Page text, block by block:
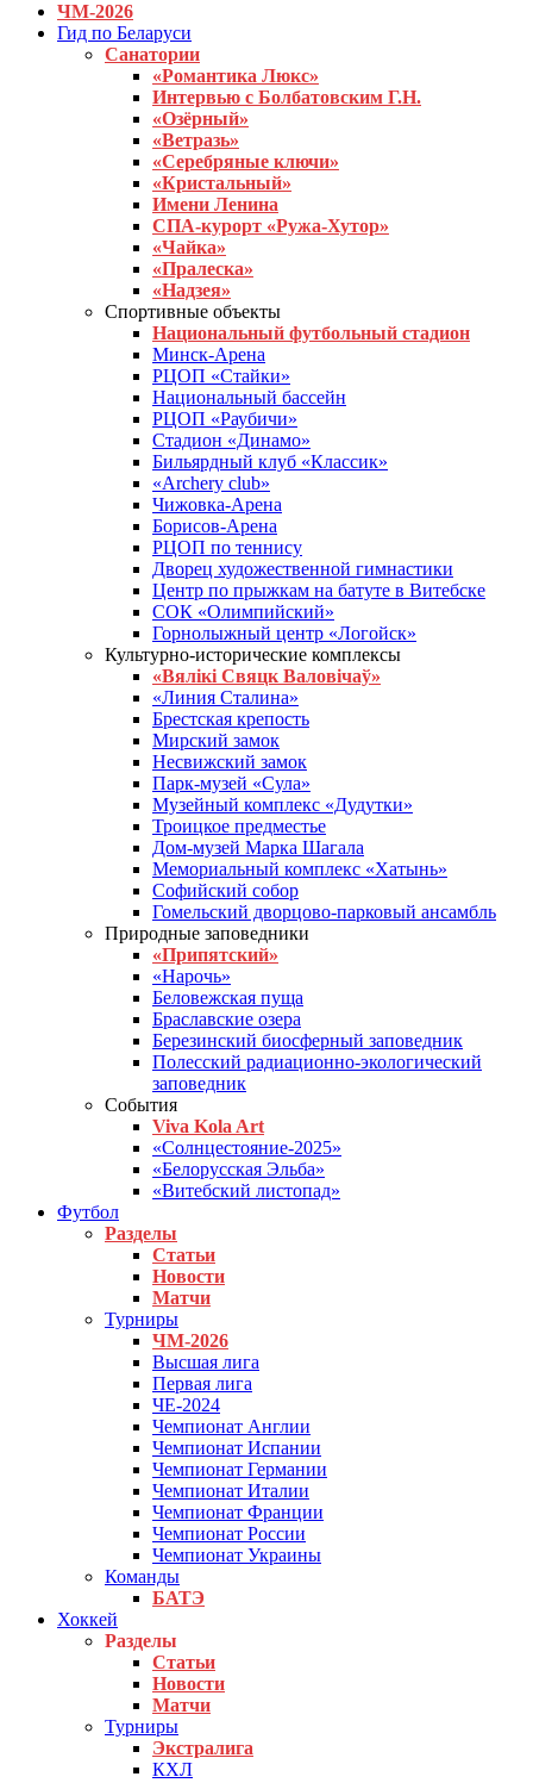
ЧМ-2026
Гид по Беларуси
Санатории
«Романтика Люкс»
Интервью с Болбатовским Г.Н.
«Озёрный»
«Ветразь»
«Серебряные ключи»
«Кристальный»
Имени Ленина
СПА-курорт «Ружа-Хутор»
«Чайка»
«Пралеска»
«Надзея»
Спортивные объекты
Национальный футбольный стадион
Минск-Арена
РЦОП «Стайки»
Национальный бассейн
РЦОП «Раубичи»
Стадион «Динамо»
Бильярдный клуб «Классик»
«Archery club»
Чижовка-Арена
Борисов-Арена
РЦОП по теннису
Дворец художественной гимнастики
Центр по прыжкам на батуте в Витебске
СОК «Олимпийский»
Горнолыжный центр «Логойск»
Культурно-исторические комплексы
«Вялікі Свяцк Валовічаў»
«Линия Сталина»
Брестская крепость
Мирский замок
Несвижский замок
Парк-музей «Сула»
Музейный комплекс «Дудутки»
Троицкое предместье
Дом-музей Марка Шагала
Мемориальный комплекс «Хатынь»
Софийский собор
Гомельский дворцово-парковый ансамбль
Природные заповедники
«Припятский»
«Нарочь»
Беловежская пуща
Браславские озера
Березинский биосферный заповедник
Полесский радиационно-экологический
заповедник
События
Viva Kola Art
«Солнцестояние-2025»
«Белорусская Эльба»
«Витебский листопад»
Футбол
Разделы
Статьи
Новости
Матчи
Турниры
ЧМ-2026
Высшая лига
Первая лига
ЧЕ-2024
Чемпионат Англии
Чемпионат Испании
Чемпионат Германии
Чемпионат Италии
Чемпионат Франции
Чемпионат России
Чемпионат Украины
Команды
БАТЭ
Хоккей
Разделы
Статьи
Новости
Матчи
Турниры
Экстралига
КХЛ